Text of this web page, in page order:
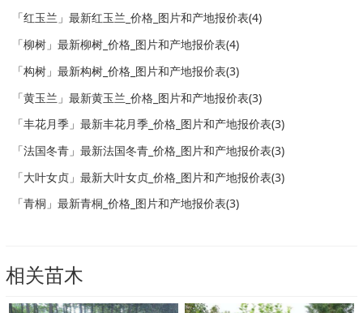
「红玉兰」最新红玉兰_价格_图片和产地报价表(4)
「柳树」最新柳树_价格_图片和产地报价表(4)
「构树」最新构树_价格_图片和产地报价表(3)
「黄玉兰」最新黄玉兰_价格_图片和产地报价表(3)
「丰花月季」最新丰花月季_价格_图片和产地报价表(3)
「法国冬青」最新法国冬青_价格_图片和产地报价表(3)
「大叶女贞」最新大叶女贞_价格_图片和产地报价表(3)
「青桐」最新青桐_价格_图片和产地报价表(3)
相关苗木